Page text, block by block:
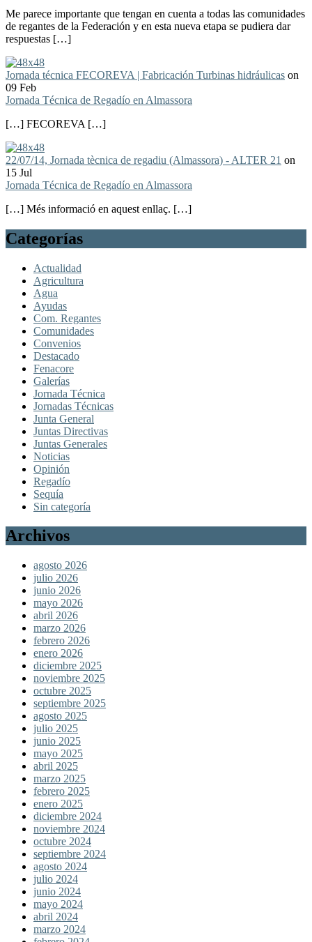
Me parece importante que tengan en cuenta a todas las comunidades
de regantes de la Federación y en esta nueva etapa se pudiera dar
respuestas […]
Jornada técnica FECOREVA | Fabricación Turbinas hidráulicas on
09 Feb
Jornada Técnica de Regadío en Almassora
[…] FECOREVA […]
22/07/14, Jornada tècnica de regadiu (Almassora) - ALTER 21 on
15 Jul
Jornada Técnica de Regadío en Almassora
[…] Més informació en aquest enllaç. […]
Categorías
Actualidad
Agricultura
Agua
Ayudas
Com. Regantes
Comunidades
Convenios
Destacado
Fenacore
Galerías
Jornada Técnica
Jornadas Técnicas
Junta General
Juntas Directivas
Juntas Generales
Noticias
Opinión
Regadío
Sequía
Sin categoría
Archivos
agosto 2026
julio 2026
junio 2026
mayo 2026
abril 2026
marzo 2026
febrero 2026
enero 2026
diciembre 2025
noviembre 2025
octubre 2025
septiembre 2025
agosto 2025
julio 2025
junio 2025
mayo 2025
abril 2025
marzo 2025
febrero 2025
enero 2025
diciembre 2024
noviembre 2024
octubre 2024
septiembre 2024
agosto 2024
julio 2024
junio 2024
mayo 2024
abril 2024
marzo 2024